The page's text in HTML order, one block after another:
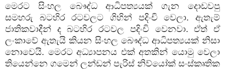
මෙරට සිංහල බෞද්ධ ආධිපත්‍යයක් ගැන
දොඩවපු
සමහරු
බටහිර රටවලට ගිහින් පදිංචි වෙලා.ඇතැම්
ජාතිකවාදීන් ද බටහිර රටවල පදිංචි වෙනවා.ඒත්
ඒ
ලංකාවේ ඇතැයි කියන සිංහල බෞද්ධ ආධිපත්‍යයක් නිසා
නොවෙයි. මෙරට අධ්‍යාපනය එක් අතකින් යොමු වෙලා
තියෙන්නෙ ගමෙන් ලන්ඩන් පැරිස් නිව්යෝක් සංස්කෘතික